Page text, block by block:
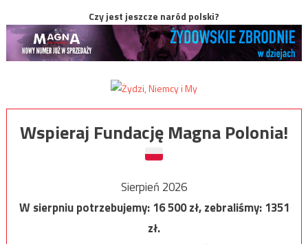
Czy jest jeszcze naród polski?
Wspieraj Fundację Magna Polonia!
Sierpień 2026
W sierpniu potrzebujemy:16 500zł, zebraliśmy:1351
zł.